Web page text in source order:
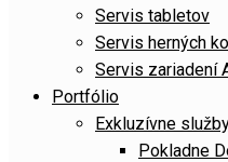
Servis tabletov
Servis herných
Servis zariadení
Portfólio
Exkluzívne
Pokladne